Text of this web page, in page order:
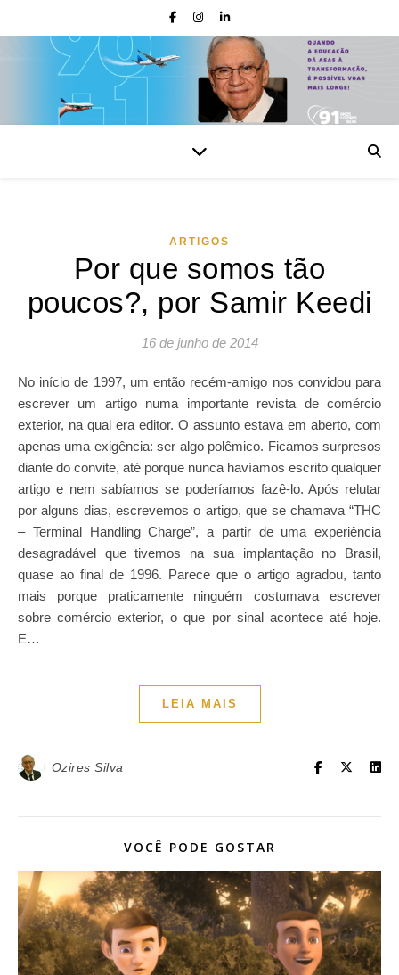
ARTIGOS
Por que somos tão
poucos?, por Samir Keedi
16 de junho de 2014
No início de 1997, um então recém-amigo nos convidou para
escrever um artigo numa importante revista de comércio
exterior, na qual era editor. O assunto estava em aberto, com
apenas uma exigência: ser algo polêmico. Ficamos surpresos
diante do convite, até porque nunca havíamos escrito qualquer
artigo e nem sabíamos se poderíamos fazê-lo. Após relutar
por alguns dias, escrevemos o artigo, que se chamava “THC
– Terminal Handling Charge”, a partir de uma experiência
desagradável que tivemos na sua implantação no Brasil,
quase ao final de 1996. Parece que o artigo agradou, tanto
mais porque praticamente ninguém costumava escrever
sobre comércio exterior, o que por sinal acontece até hoje.
E…
LEIA MAIS
Ozires Silva
VOCÊ PODE GOSTAR